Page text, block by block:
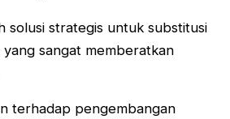
solusi strategis untuk substitusi
sangat memberatkan
terhadap pengembangan